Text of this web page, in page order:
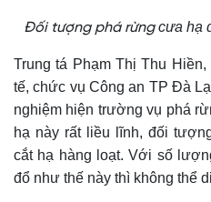
Đối tượng phá rừngcưa hạ
Trung tá Phạm Thị Thu
tế, chức vụ Công an TP Đà
nghiệm hiện trường vụ phá
hạ này rất liều lĩnh, đối
cắt hạ hàng loạt. Với số
đổ như thế này thì không thể